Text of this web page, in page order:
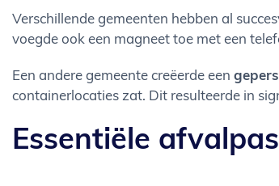
Verschillende gemeenten hebben al
voegde ook een magneet toe met een
Een andere gemeente creëerde een
containerlocaties zat. Dit resulteerde in
Essentiële